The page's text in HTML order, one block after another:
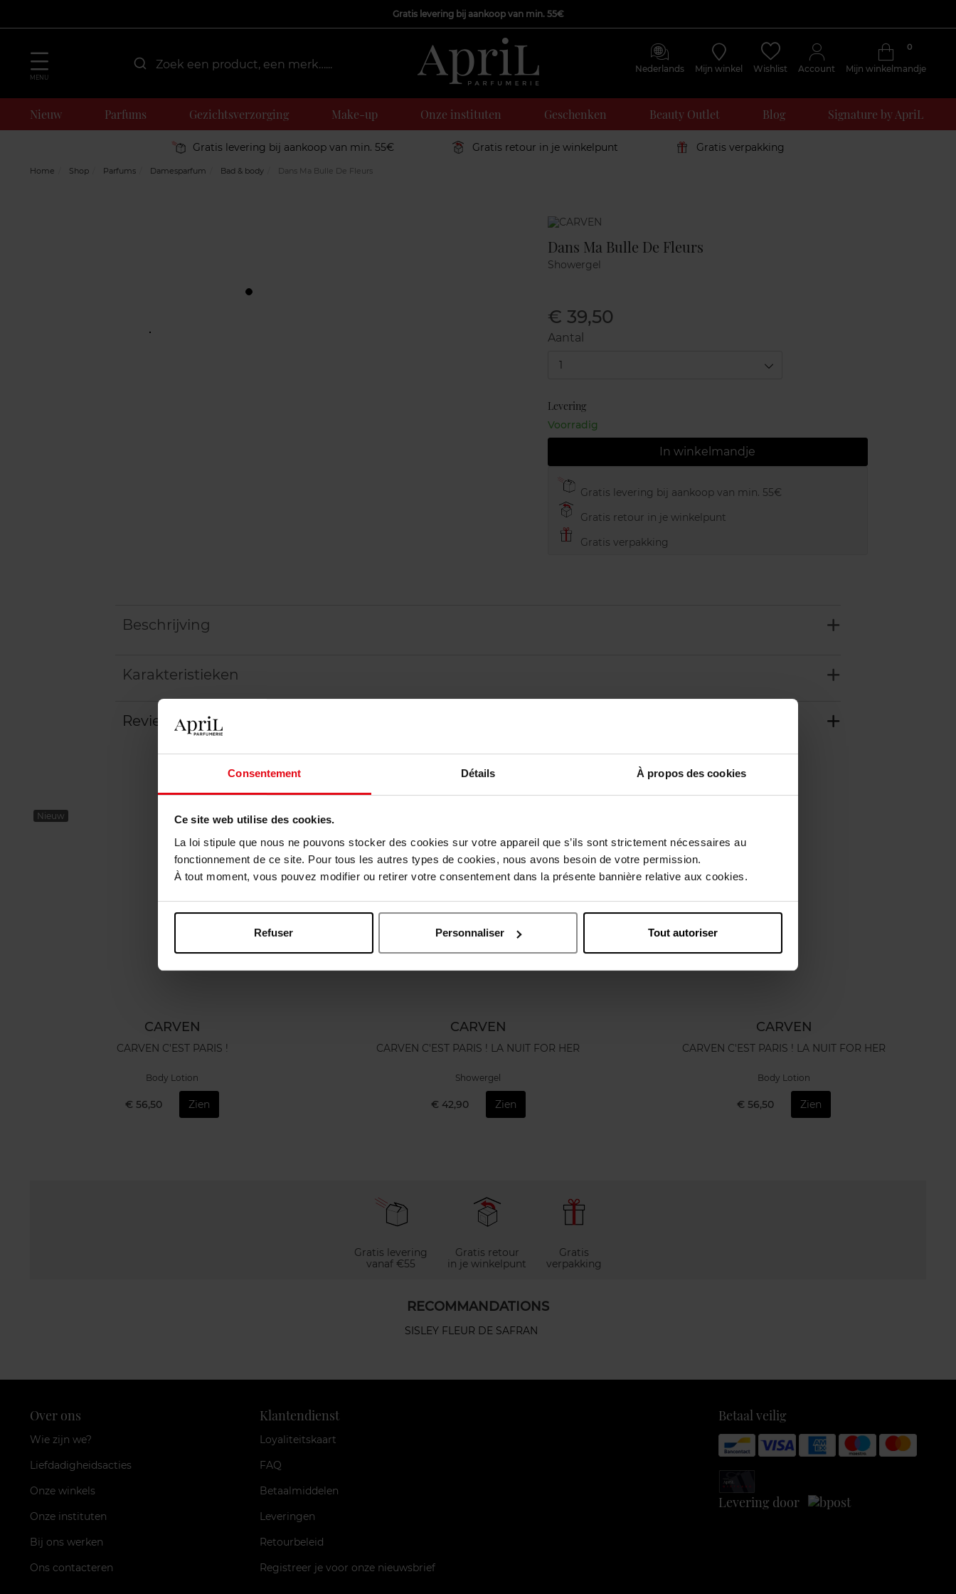
Consentement Détails À propos des cookies
Ce site web utilise des cookies.
La loi stipule que nous ne pouvons stocker des cookies sur votre appareil que s’ils sont strictement nécessaires au
fonctionnement de ce site. Pour tous les autres types de cookies, nous avons besoin de votre permission.
À tout moment, vous pouvez modifier ou retirer votre consentement dans la présente bannière relative aux cookies.
Refuser Personnaliser Tout autoriser
Gratis levering bij aankoop van min. 55€
MENU
Nederlands Mijn winkel Wishlist Account Mijn winkelmandje
0
Nieuw Parfums Gezichtsverzorging Make-up Onze instituten Geschenken Beauty Outlet Blog Signature by ApriL
Gratis levering bij aankoop van min. 55€ Gratis retour in je winkelpunt Gratis verpakking
Home Shop Parfums Damesparfum Bad & body Dans Ma Bulle De Fleurs
Marque
Dans Ma Bulle De Fleurs
Showergel
€ 39,50
Aantal
1
Levering
Voorradig
In winkelmandje
Gratis levering bij aankoop van min. 55€
Gratis retour in je winkelpunt
Gratis verpakking
Beschrijving
Karakteristieken
Review Beleid inzake klantbeoordelingen
Nog iets vergeten ?
Nieuw
CARVEN
CARVEN C'EST PARIS !
Body Lotion
€ 56,50 Zien
CARVEN
CARVEN C'EST PARIS ! LA NUIT FOR HER
Showergel
€ 42,90 Zien
CARVEN
CARVEN C'EST PARIS ! LA NUIT FOR HER
Body Lotion
€ 56,50 Zien
Gratis levering
vanaf €55
Gratis retour
in je winkelpunt
Gratis
verpakking
RECOMMANDATIONS
SISLEY FLEUR DE SAFRAN
Over ons
Wie zijn we?
Liefdadigheidsacties
Onze winkels
Onze instituten
Bij ons werken
Ons contacteren
Klantendienst
Loyaliteitskaart
FAQ
Betaalmiddelen
Leveringen
Retourbeleid
Registreer je voor onze nieuwsbrief
Betaal veilig
Levering door